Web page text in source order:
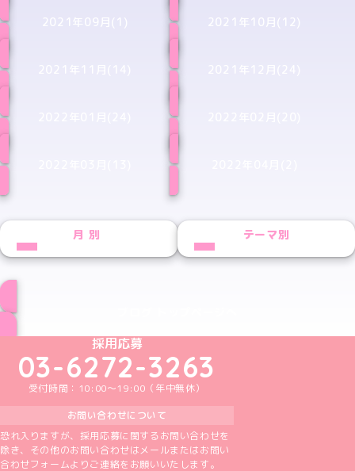
2021年09月(1) 2021年10月(12)
月別 テーマ別
めいどりーみんTikTok公式アカウント
めいどりーみんX公式アカウント
採用応募
03-6272-3263
受付時間：10:00～19:00（年中無休）
お問い合わせについて
恐れ入りますが、採用応募に関するお問い合わせを
除き、その他のお問い合わせはメールまたはお問い
合わせフォームよりご連絡をお願いいたします。